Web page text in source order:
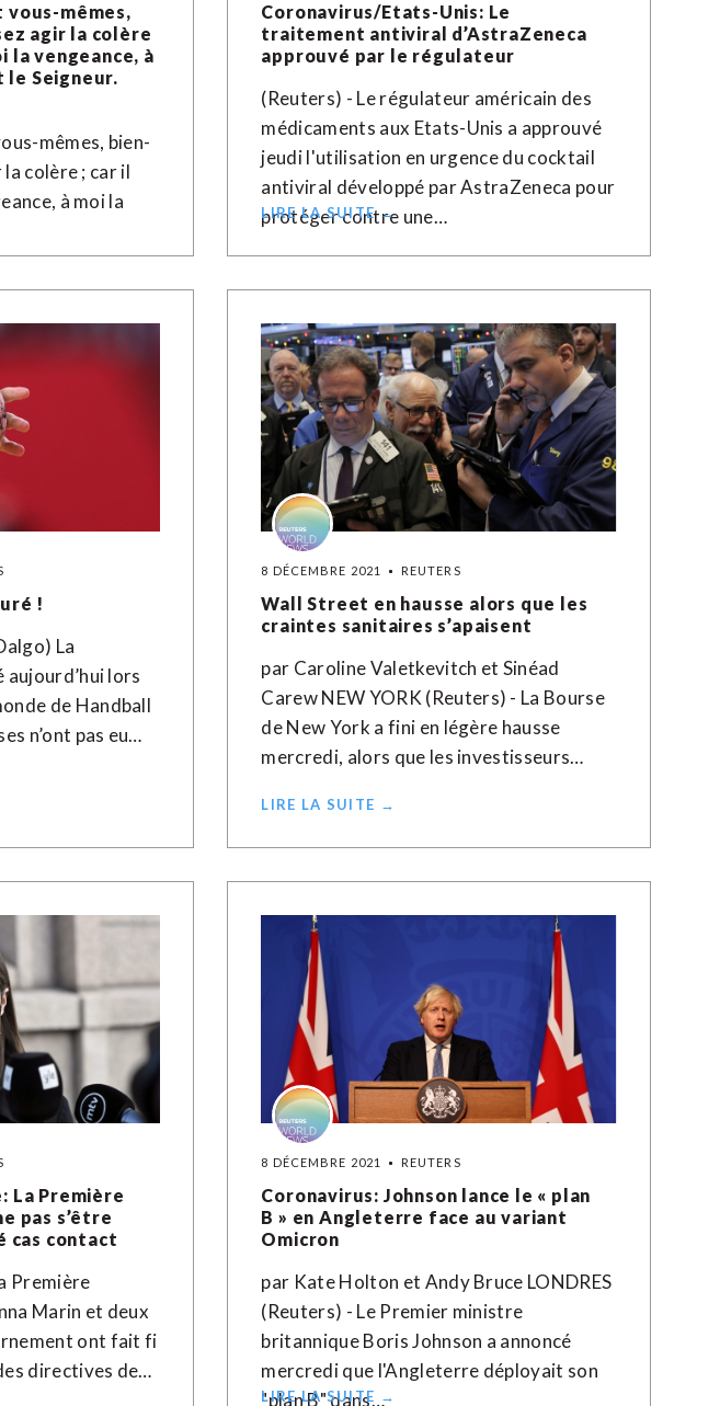
vous-mêmes,
agir la colère
la vengeance, à
Seigneur.
mêmes, bien-
colère ; car il
à moi la
Coronavirus/Etats-Unis: Le
traitement antiviral d’AstraZeneca
approuvé par le régulateur
(Reuters) - Le régulateur américain des
médicaments aux Etats-Unis a approuvé
jeudi l'utilisation en urgence du cocktail
antiviral développé par AstraZeneca pour
protéger contre une…
LIRE LA SUITE →
!
La
aujourd’hui lors
de Handball
n’ont pas eu…
8 DÉCEMBRE 2021 REUTERS
Wall Street en hausse alors que les
craintes sanitaires s’apaisent
par Caroline Valetkevitch et Sinéad
Carew NEW YORK (Reuters) - La Bourse
de New York a fini en légère hausse
mercredi, alors que les investisseurs…
LIRE LA SUITE →
La Première
pas s’être
cas contact
Première
Marin et deux
ont fait fi
directives de…
8 DÉCEMBRE 2021 REUTERS
Coronavirus: Johnson lance le « plan
B » en Angleterre face au variant
Omicron
par Kate Holton et Andy Bruce LONDRES
(Reuters) - Le Premier ministre
britannique Boris Johnson a annoncé
mercredi que l'Angleterre déployait son
"plan B" dans…
LIRE LA SUITE →